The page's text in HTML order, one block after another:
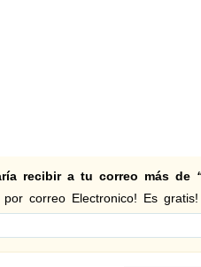
recibir a tu correo más de
por correo Electronico! Es gratis!